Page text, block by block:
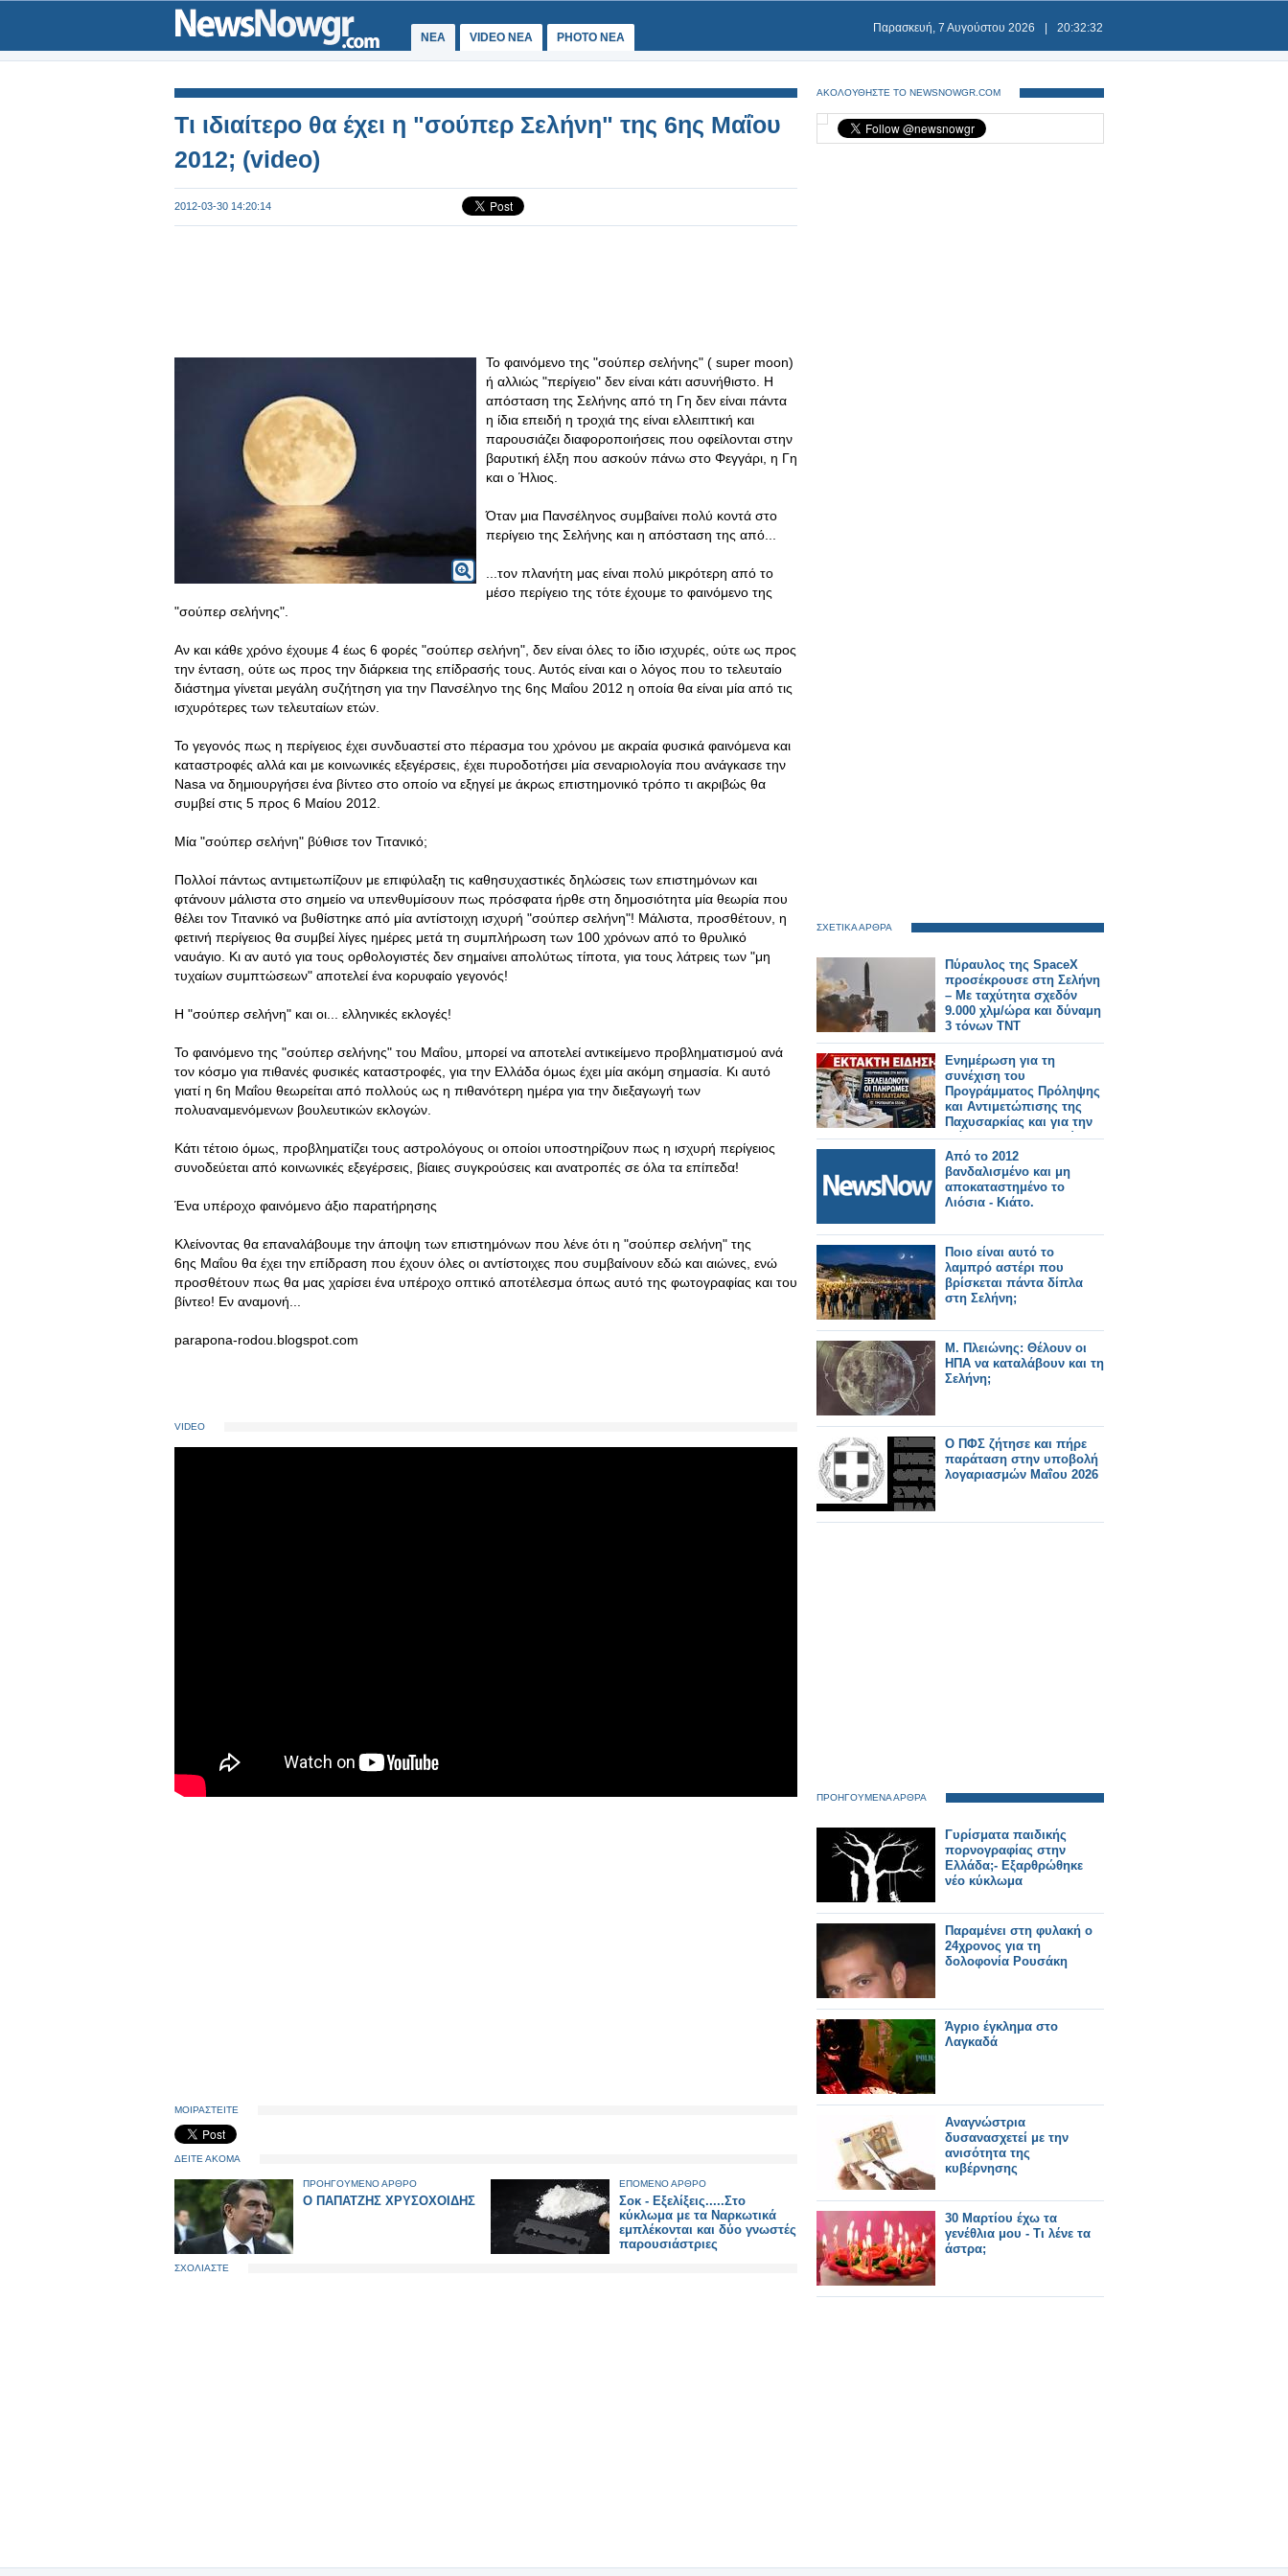
ΝΕΑ VIDEO NEA PHOTO NEA
Παρασκευή, 7 Αυγούστου 2026 20:32:32
Τι ιδιαίτερο θα έχει η "σούπερ Σελήνη" της 6ης Μαΐου
2012; (video)
2012-03-30 14:20:14
Το φαινόμενο της "σούπερ σελήνης" ( super moon)
ή αλλιώς "περίγειο" δεν είναι κάτι ασυνήθιστο. Η
απόσταση της Σελήνης από τη Γη δεν είναι πάντα
η ίδια επειδή η τροχιά της είναι ελλειπτική και
παρουσιάζει διαφοροποιήσεις που οφείλονται στην
βαρυτική έλξη που ασκούν πάνω στο Φεγγάρι, η Γη
και ο Ήλιος.
Όταν μια Πανσέληνος συμβαίνει πολύ κοντά στο
περίγειο της Σελήνης και η απόσταση της από...
...τον πλανήτη μας είναι πολύ μικρότερη από το
μέσο περίγειο της τότε έχουμε το φαινόμενο της
"σούπερ σελήνης".
Αν και κάθε χρόνο έχουμε 4 έως 6 φορές "σούπερ σελήνη", δεν είναι όλες το ίδιο ισχυρές, ούτε ως προς
την ένταση, ούτε ως προς την διάρκεια της επίδρασής τους. Αυτός είναι και ο λόγος που το τελευταίο
διάστημα γίνεται μεγάλη συζήτηση για την Πανσέληνο της 6ης Μαΐου 2012 η οποία θα είναι μία από τις
ισχυρότερες των τελευταίων ετών.
Το γεγονός πως η περίγειος έχει συνδυαστεί στο πέρασμα του χρόνου με ακραία φυσικά φαινόμενα και
καταστροφές αλλά και με κοινωνικές εξεγέρσεις, έχει πυροδοτήσει μία σεναριολογία που ανάγκασε την
Nasa να δημιουργήσει ένα βίντεο στο οποίο να εξηγεί με άκρως επιστημονικό τρόπο τι ακριβώς θα
συμβεί στις 5 προς 6 Μαίου 2012.
Μία "σούπερ σελήνη" βύθισε τον Τιτανικό;
Πολλοί πάντως αντιμετωπίζουν με επιφύλαξη τις καθησυχαστικές δηλώσεις των επιστημόνων και
φτάνουν μάλιστα στο σημείο να υπενθυμίσoυν πως πρόσφατα ήρθε στη δημοσιότητα μία θεωρία που
θέλει τον Τιτανικό να βυθίστηκε από μία αντίστοιχη ισχυρή "σούπερ σελήνη"! Μάλιστα, προσθέτουν, η
φετινή περίγειος θα συμβεί λίγες ημέρες μετά τη συμπλήρωση των 100 χρόνων από το θρυλικό
ναυάγιο. Κι αν αυτό για τους ορθολογιστές δεν σημαίνει απολύτως τίποτα, για τους λάτρεις των "μη
τυχαίων συμπτώσεων" αποτελεί ένα κορυφαίο γεγονός!
Η "σούπερ σελήνη" και οι... ελληνικές εκλογές!
Το φαινόμενο της "σούπερ σελήνης" του Μαΐου, μπορεί να αποτελεί αντικείμενο προβληματισμού ανά
τον κόσμο για πιθανές φυσικές καταστροφές, για την Ελλάδα όμως έχει μία ακόμη σημασία. Κι αυτό
γιατί η 6η Μαΐου θεωρείται από πολλούς ως η πιθανότερη ημέρα για την διεξαγωγή των
πολυαναμενόμενων βουλευτικών εκλογών.
Κάτι τέτοιο όμως, προβληματίζει τους αστρολόγους οι οποίοι υποστηρίζουν πως η ισχυρή περίγειος
συνοδεύεται από κοινωνικές εξεγέρσεις, βίαιες συγκρούσεις και ανατροπές σε όλα τα επίπεδα!
Ένα υπέροχο φαινόμενο άξιο παρατήρησης
Κλείνοντας θα επαναλάβουμε την άποψη των επιστημόνων που λένε ότι η "σούπερ σελήνη" της
6ης Μαΐου θα έχει την επίδραση που έχουν όλες οι αντίστοιχες που συμβαίνουν εδώ και αιώνες, ενώ
προσθέτουν πως θα μας χαρίσει ένα υπέροχο οπτικό αποτέλεσμα όπως αυτό της φωτογραφίας και του
βίντεο! Εν αναμονή...
parapona-rodou.blogspot.com
VIDEO
ΜΟΙΡΑΣΤΕΙΤΕ
ΔΕΙΤΕ ΑΚΟΜΑ
ΠΡΟΗΓΟΥΜΕΝΟ ΑΡΘΡΟ
Ο ΠΑΠΑΤΖΗΣ ΧΡΥΣΟΧΟΙΔΗΣ
ΕΠΟΜΕΝΟ ΑΡΘΡΟ
Σοκ - Εξελίξεις.....Στο
κύκλωμα με τα Ναρκωτικά
εμπλέκονται και δύο γνωστές
παρουσιάστριες
ΣΧΟΛΙΑΣΤΕ
ΑΚΟΛΟΥΘΗΣΤΕ ΤΟ NEWSNOWGR.COM
ΣΧΕΤΙΚΑ ΑΡΘΡΑ
Πύραυλος της SpaceX
προσέκρουσε στη Σελήνη
– Με ταχύτητα σχεδόν
9.000 χλμ/ώρα και δύναμη
3 τόνων ΤΝΤ
Ενημέρωση για τη
συνέχιση του
Προγράμματος Πρόληψης
και Αντιμετώπισης της
Παχυσαρκίας και για την
εξόφληση των οφειλών
των μηνών Μαΐου και
Ιουνίου
Από το 2012
βανδαλισμένο και μη
αποκαταστημένο το
Λιόσια - Κιάτο.
Ποιο είναι αυτό το
λαμπρό αστέρι που
βρίσκεται πάντα δίπλα
στη Σελήνη;
Μ. Πλειώνης: Θέλουν οι
ΗΠΑ να καταλάβουν και τη
Σελήνη;
Ο ΠΦΣ ζήτησε και πήρε
παράταση στην υποβολή
λογαριασμών Μαΐου 2026
ΠΡΟΗΓΟΥΜΕΝΑ ΑΡΘΡΑ
Γυρίσματα παιδικής
πορνογραφίας στην
Ελλάδα;- Εξαρθρώθηκε
νέο κύκλωμα
Παραμένει στη φυλακή ο
24χρονος για τη
δολοφονία Ρουσάκη
Άγριο έγκλημα στο
Λαγκαδά
Αναγνώστρια
δυσανασχετεί με την
ανισότητα της
κυβέρνησης
30 Μαρτίου έχω τα
γενέθλια μου - Τι λένε τα
άστρα;